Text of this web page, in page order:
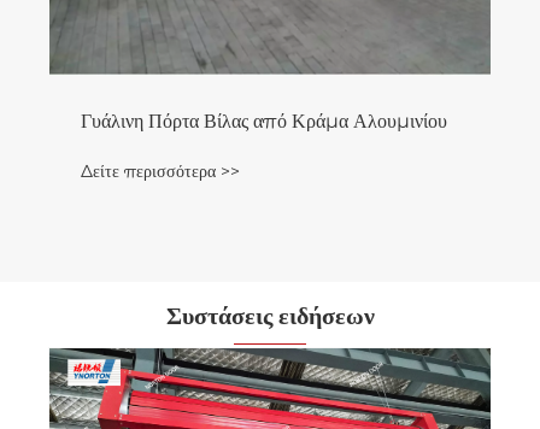
Γυάλινη Πόρτα Βίλας από Κράμα Αλουμινίου
Δείτε περισσότερα >>
Συστάσεις ειδήσεων